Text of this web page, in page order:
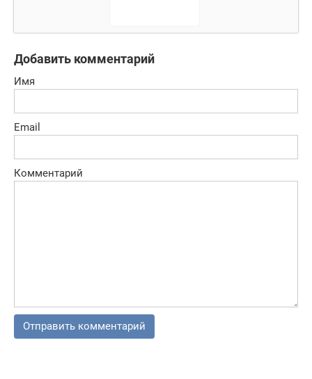
Добавить комментарий
Имя
Email
Комментарий